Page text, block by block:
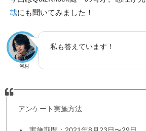
哉にも聞いてみました！
河村
私も答えています！
アンケート実施方法